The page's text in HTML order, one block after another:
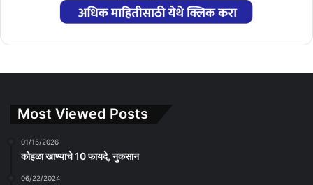
Most Viewed Posts
01/15/2026
कोहळा खाण्याचे 10 फायदे, नुकसान
06/22/2024